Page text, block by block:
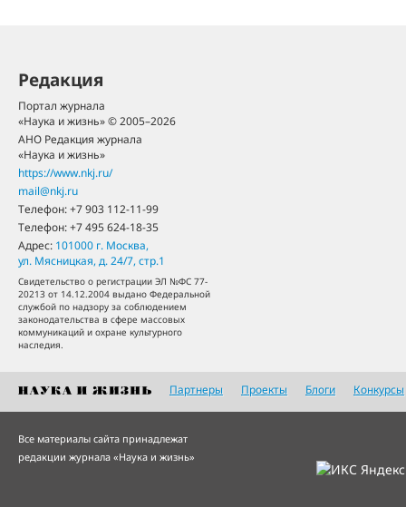
Редакция
Портал журнала
«Наука и жизнь» © 2005–2026
АНО Редакция журнала
«Наука и жизнь»
https://www.nkj.ru/
mail@nkj.ru
Телефон:+7 903 112-11-99
Телефон:+7 495 624-18-35
Адрес: 101000 г. Москва,
ул. Мясницкая, д. 24/7, стр.1
Свидетельство о регистрации ЭЛ №ФС 77-
20213 от 14.12.2004 выдано Федеральной
службой по надзору за соблюдением
законодательства в сфере массовых
коммуникаций и охране культурного
наследия.
Партнеры Проекты Блоги Конкурсы
Все материалы сайта принадлежат
редакции журнала «Наука и жизнь»